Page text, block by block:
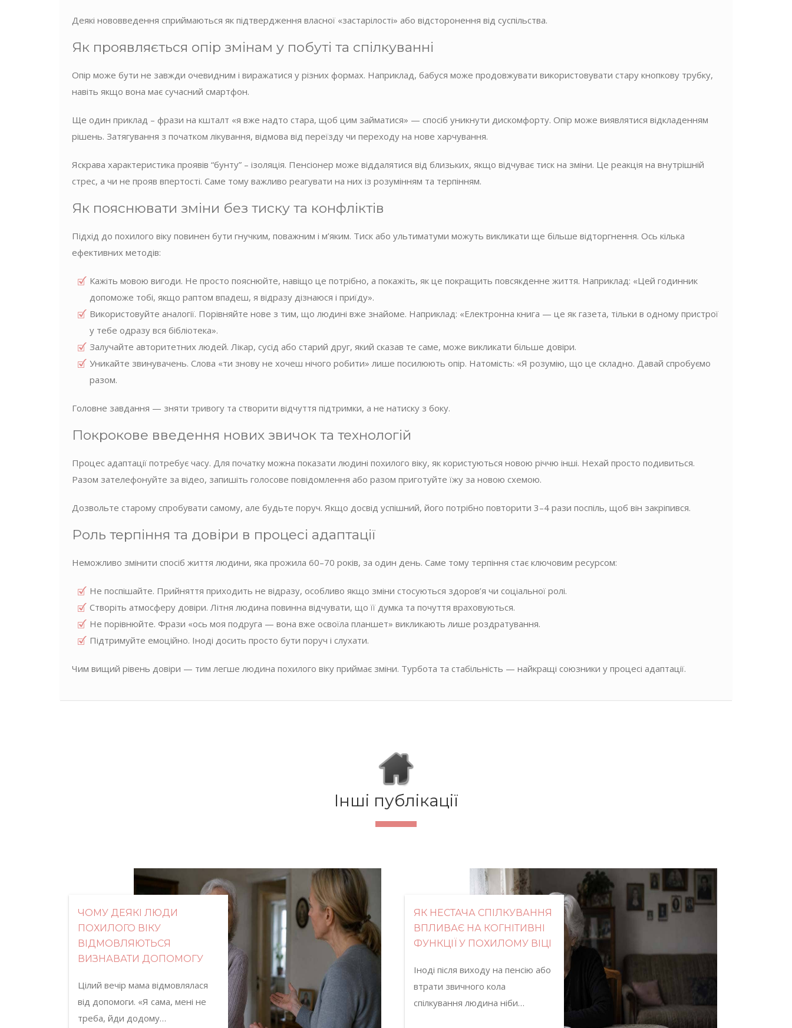
Деякі нововведення сприймаються як підтвердження власної «застарілості» або відсторонення від суспільства.
Як проявляється опір змінам у побуті та спілкуванні
Опір може бути не завжди очевидним і виражатися у різних формах. Наприклад, бабуся може продовжувати використовувати стару кнопкову трубку,
навіть якщо вона має сучасний смартфон.
Ще один приклад – фрази на кшталт «я вже надто стара, щоб цим займатися» — спосіб уникнути дискомфорту. Опір може виявлятися відкладенням
рішень. Затягування з початком лікування, відмова від переїзду чи переходу на нове харчування.
Яскрава характеристика проявів “бунту” – ізоляція. Пенсіонер може віддалятися від близьких, якщо відчуває тиск на зміни. Це реакція на внутрішній
стрес, а чи не прояв впертості. Саме тому важливо реагувати на них із розумінням та терпінням.
Як пояснювати зміни без тиску та конфліктів
Підхід до похилого віку повинен бути гнучким, поважним і м’яким. Тиск або ультиматуми можуть викликати ще більше відторгнення. Ось кілька
ефективних методів:
Кажіть мовою вигоди. Не просто пояснюйте, навіщо це потрібно, а покажіть, як це покращить повсякденне життя. Наприклад: «Цей годинник
допоможе тобі, якщо раптом впадеш, я відразу дізнаюся і приїду».
Використовуйте аналогії. Порівняйте нове з тим, що людині вже знайоме. Наприклад: «Електронна книга — це як газета, тільки в одному пристрої
у тебе одразу вся бібліотека».
Залучайте авторитетних людей. Лікар, сусід або старий друг, який сказав те саме, може викликати більше довіри.
Уникайте звинувачень. Слова «ти знову не хочеш нічого робити» лише посилюють опір. Натомість: «Я розумію, що це складно. Давай спробуємо
разом.
Головне завдання — зняти тривогу та створити відчуття підтримки, а не натиску з боку.
Покрокове введення нових звичок та технологій
Процес адаптації потребує часу. Для початку можна показати людині похилого віку, як користуються новою річчю інші. Нехай просто подивиться.
Разом зателефонуйте за відео, запишіть голосове повідомлення або разом приготуйте їжу за новою схемою.
Дозвольте старому спробувати самому, але будьте поруч. Якщо досвід успішний, його потрібно повторити 3–4 рази поспіль, щоб він закріпився.
Роль терпіння та довіри в процесі адаптації
Неможливо змінити спосіб життя людини, яка прожила 60–70 років, за один день. Саме тому терпіння стає ключовим ресурсом:
Не поспішайте. Прийняття приходить не відразу, особливо якщо зміни стосуються здоров’я чи соціальної ролі.
Створіть атмосферу довіри. Літня людина повинна відчувати, що її думка та почуття враховуються.
Не порівнюйте. Фрази «ось моя подруга — вона вже освоїла планшет» викликають лише роздратування.
Підтримуйте емоційно. Іноді досить просто бути поруч і слухати.
Чим вищий рівень довіри — тим легше людина похилого віку приймає зміни. Турбота та стабільність — найкращі союзники у процесі адаптації.
Інші публікації
ЧОМУ ДЕЯКІ ЛЮДИ
ПОХИЛОГО ВІКУ
ВІДМОВЛЯЮТЬСЯ
ВИЗНАВАТИ ДОПОМОГУ
Цілий вечір мама відмовлялася
від допомоги. «Я сама, мені не
треба, йди додому…
ЯК НЕСТАЧА СПІЛКУВАННЯ
ВПЛИВАЄ НА КОГНІТИВНІ
ФУНКЦІЇ У ПОХИЛОМУ ВІЦІ
Іноді після виходу на пенсію або
втрати звичного кола
спілкування людина ніби…